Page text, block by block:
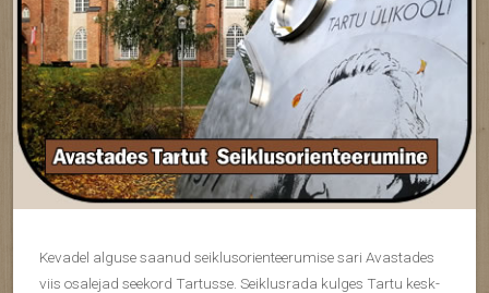
Kevadel alguse saanud seiklusorienteerumise sari Avastades
viis osalejad seekord Tartusse. Seiklusrada kulges Tartu kesk-